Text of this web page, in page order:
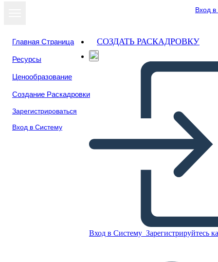
Вход
Главная Страница
Ресурсы
Ценообразование
Создание Раскадровки
Зарегистрироваться
Вход в Систему
СОЗДАТЬ РАСКАДРОВКУ
Вход в Систему Зарегистрируйтесь